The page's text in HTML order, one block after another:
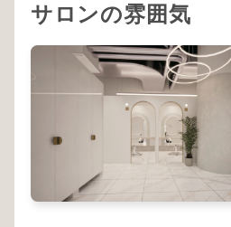
サロンの雰囲気